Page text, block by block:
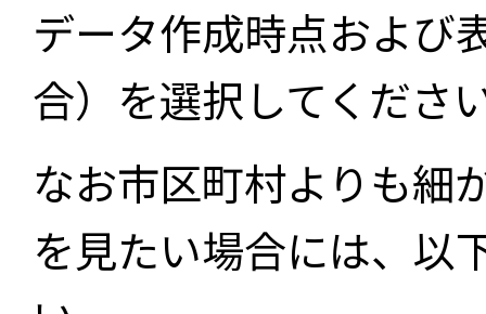
データ作成時点および
合）を選択してくださ
なお市区町村よりも細
を見たい場合には、以